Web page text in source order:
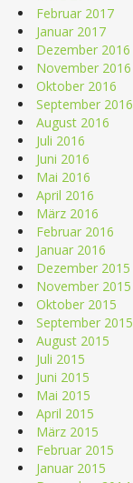
Februar 2017
Januar 2017
Dezember 2016
November 2016
Oktober 2016
September 2016
August 2016
Juli 2016
Juni 2016
Mai 2016
April 2016
März 2016
Februar 2016
Januar 2016
Dezember 2015
November 2015
Oktober 2015
September 2015
August 2015
Juli 2015
Juni 2015
Mai 2015
April 2015
März 2015
Februar 2015
Januar 2015